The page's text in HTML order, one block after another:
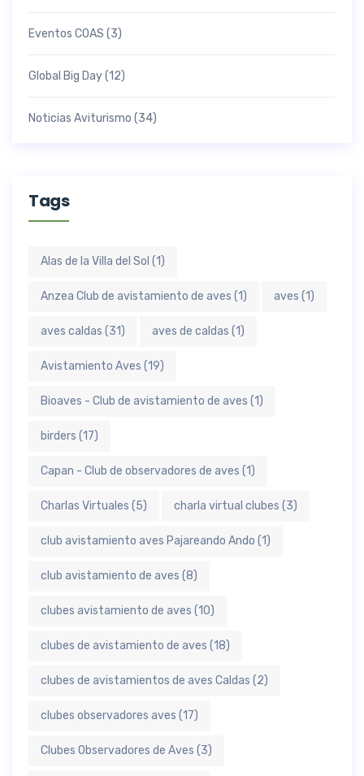
Eventos COAS (3)
Global Big Day(12)
Noticias Aviturismo (34)
Tags
Alas de la Villa del Sol (1)
Anzea Club de avistamiento de aves (1) aves (1)
aves caldas (31) aves de caldas (1)
Avistamiento Aves (19)
Bioaves - Club de avistamiento de aves (1)
birders (17)
Capan - Club de observadores de aves (1)
Charlas Virtuales (5) charla virtual clubes (3)
club avistamiento aves Pajareando Ando (1)
club avistamiento de aves (8)
clubes avistamiento de aves (10)
clubes de avistamiento de aves (18)
clubes de avistamientos de aves Caldas (2)
clubes observadores aves (17)
Clubes Observadores de Aves (3)